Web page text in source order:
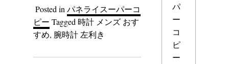
Posted in パネライスーパーコ
ピー Tagged 時計 メンズ おす
すめ, 腕時計 左利き
パ
ー
コ
ピ
ー